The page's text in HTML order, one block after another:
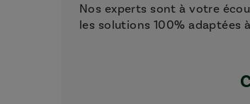
Nos experts sont à votre
les solutions 100% adaptées